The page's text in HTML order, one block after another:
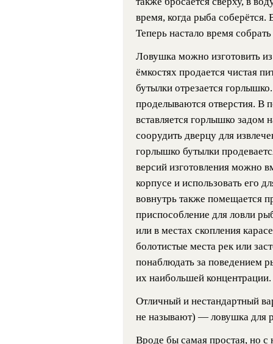
время, когда рыба соберётся.
Теперь настало время
Ловушка можно изготовить
ёмкостях продается чистая
бутылки отрезается
проделываются отверстия. В
вставляется горлышко задом
соорудить дверцу для
горлышко бутылки
версий изготовления можно
корпусе и использовать его
вовнутрь также помещается
приспособление для ловли
или в местах скопления
болотистые места рек или
понаблюдать за поведением
их наибольшей концентрации.
Отличный и нестандартный
не называют) — ловушка для
Вроде бы самая простая, но с